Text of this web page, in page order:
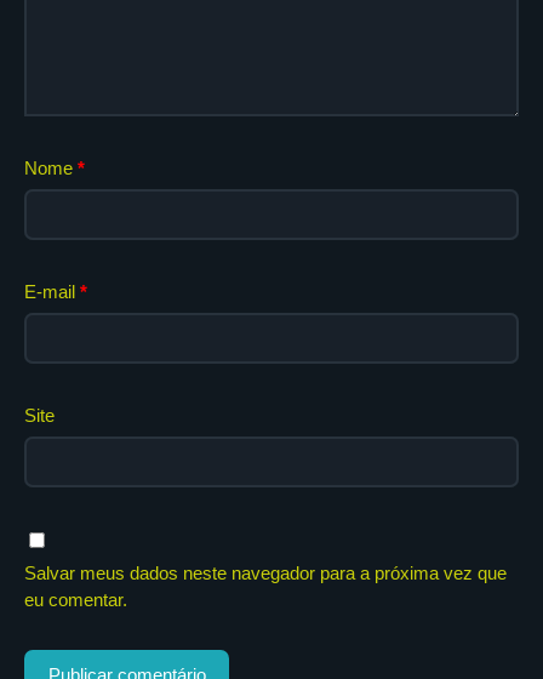
Nome *
E-mail *
Site
Salvar meus dados neste navegador para a próxima vez que
eu comentar.